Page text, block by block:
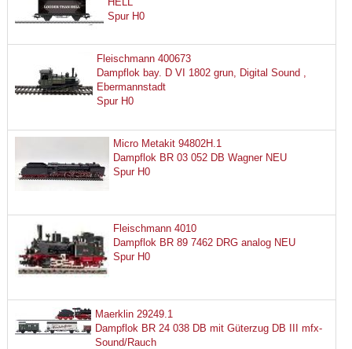
Spur H0
Fleischmann 400673
Dampflok bay. D VI 1802 grun, Digital Sound ,
Ebermannstadt
Spur H0
Micro Metakit 94802H.1
Dampflok BR 03 052 DB Wagner NEU
Spur H0
Fleischmann 4010
Dampflok BR 89 7462 DRG analog NEU
Spur H0
Maerklin 29249.1
Dampflok BR 24 038 DB mit Güterzug DB III mfx-
Sound/Rauch